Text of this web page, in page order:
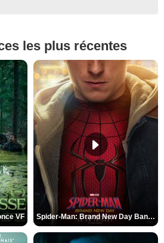
les plus récentes
VF Spider-Man: Brand New Day Bande-annonce (3) VO STFR